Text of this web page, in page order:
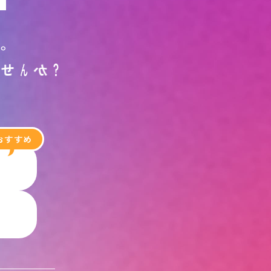
。
せ ん か ？